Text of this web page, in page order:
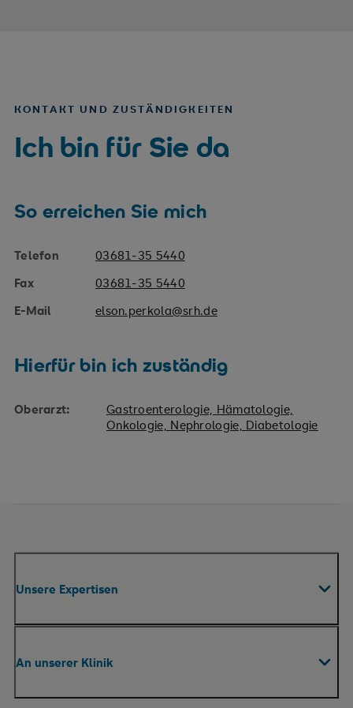
KONTAKT UND ZUSTÄNDIGKEITEN
Ich bin für Sie da
So erreichen Sie mich
Telefon
03681-35 5440
Fax
03681-35 5440
E-Mail
elson.perkola@srh.de
Hierfür bin ich zuständig
Oberarzt:
Gastroenterologie, Hämatologie,
Onkologie, Nephrologie, Diabetologie
Unsere Expertisen
Praxen
Pflege
An unserer Klinik